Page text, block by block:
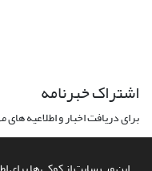
اشتراک خبرنامه
برای دریافت اخبار و اطلاعیه